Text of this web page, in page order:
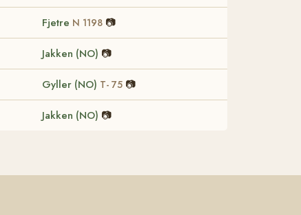
Fjetre N 1198 📷
Jakken (NO) 📷
Gyller (NO) T- 75 📷
Jakken (NO) 📷